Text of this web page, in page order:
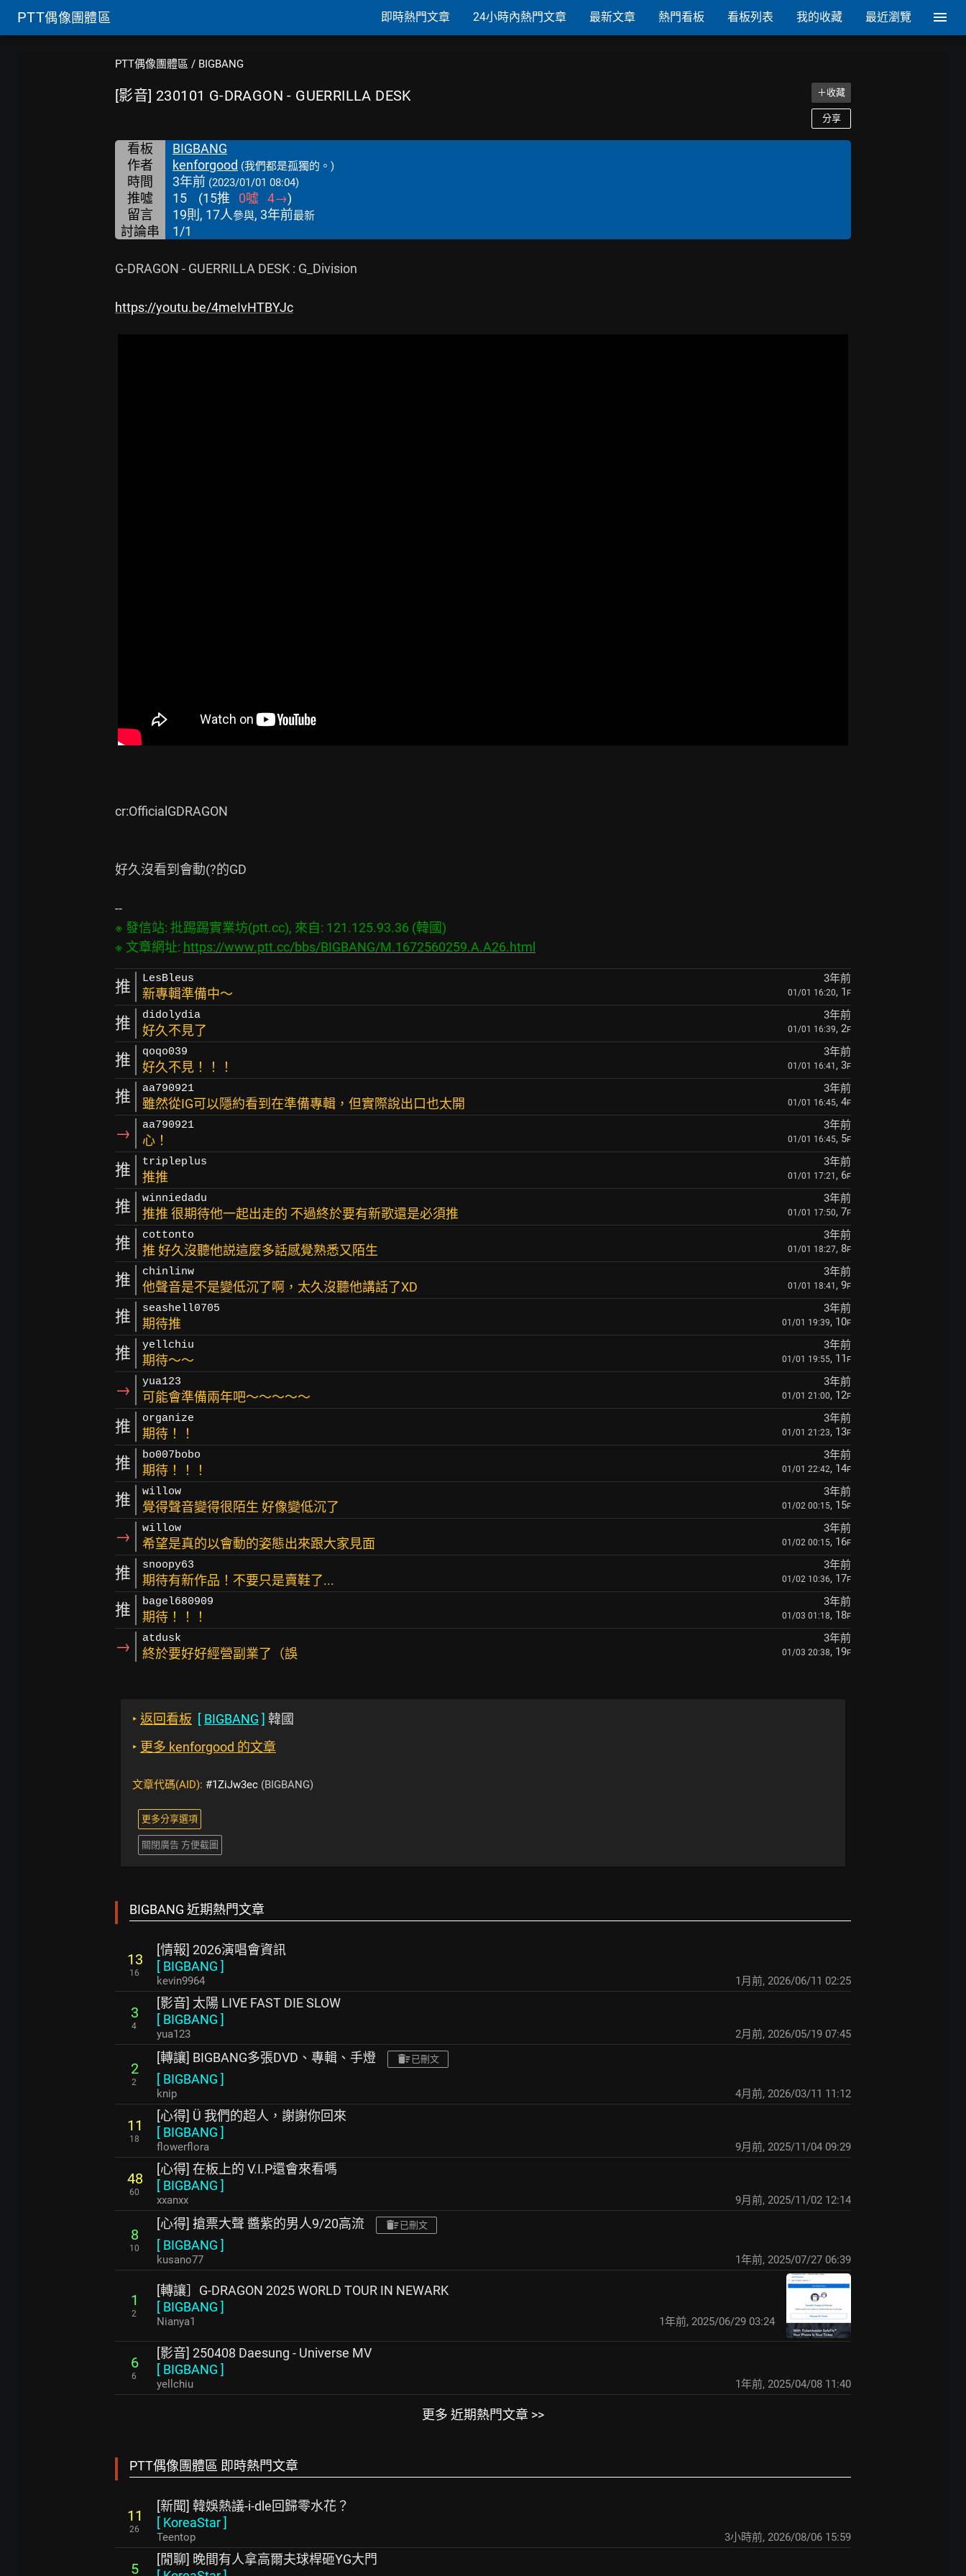
PTT偶像團體區 即時熱門文章 24小時內熱門文章 最新文章 熱門看板 看板列表 我的收藏 最近瀏覽
PTT偶像團體區 / BIGBANG
[影音] 230101 G-DRAGON - GUERRILLA DESK ＋收藏
分享
看板
BIGBANG
作者
kenforgood (我們都是孤獨的。)
時間 3年前 (2023/01/01 08:04)
推噓 15 (15推 0噓 4→)
留言
19則, 17人參與, 3年前最新
討論串 1/1
G-DRAGON - GUERRILLA DESK : G_Division
https://youtu.be/4meIvHTBYJc
cr:OfficialGDRAGON
好久沒看到會動(?的GD
※ 發信站: 批踢踢實業坊(ptt.cc), 來自: 121.125.93.36 (韓國)
※ 文章網址: https://www.ptt.cc/bbs/BIGBANG/M.1672560259.A.A26.html
推 LesBleus 3年前
新專輯準備中～ 01/01 16:20, 1 F
推 didolydia 3年前
好久不見了 01/01 16:39, 2F
推 qoqo039 3年前
好久不見！！！ 01/01 16:41 , 3F
推 aa790921 3年前
雖然從IG可以隱約看到在準備專輯，但實際說出口也太開 01/01 16:45, 4F
→ aa790921 3年前
心！ 01/01 16:45, 5F
推 tripleplus 3年前
推推 01/01 17:21 , 6F
推 winniedadu 3年前
推推 很期待他一起出走的 不過終於要有新歌還是必須推 01/01 17:50, 7F
推 cottonto 3年前
推 好久沒聽他説這麼多話感覺熟悉又陌生 01/01 18:27, 8F
推 chinlinw 3年前
他聲音是不是變低沉了啊，太久沒聽他講話了XD 01/01 18:41 , 9F
推 seashell0705 3年前
期待推 01/01 19:39, 10F
推 yellchiu 3年前
期待～～ 01/01 19:55, 11 F
→ yua123 3年前
可能會準備兩年吧～～～～～ 01/01 21:00, 12F
推 organize 3年前
期待！！ 01/01 21:23, 13F
推 bo007bobo 3年前
期待！！！ 01/01 22:42, 14F
推 willow 3年前
覺得聲音變得很陌生 好像變低沉了 01/02 00:15, 15F
→ willow 3年前
希望是真的以會動的姿態出來跟大家見面 01/02 00:15, 16F
推 snoopy63 3年前
期待有新作品！不要只是賣鞋了... 01/02 10:36, 17F
推 bagel680909 3年前
期待！！！ 01/03 01:18, 18F
→ atdusk 3年前
終於要好好經營副業了（誤 01/03 20:38, 19F
‣ 返回看板 [ BIGBANG ] 韓國
‣ 更多 kenforgood 的文章
文章代碼(AID): #1ZiJw3ec (BIGBANG)
更多分享選項
關閉廣告 方便截圖
BIGBANG 近期熱門文章
13
16
[情報] 2026演唱會資訊
[ BIGBANG ]
kevin9964 1月前, 2026/06/11 02:25
3
4
[影音] 太陽 LIVE FAST DIE SLOW
[ BIGBANG ]
yua123 2月前, 2026/05/19 07:45
2
2
[轉讓] BIGBANG多張DVD、專輯、手燈 已刪文
[ BIGBANG ]
knip 4月前, 2026/03/11 11:12
11
18
[心得] Ü 我們的超人，謝謝你回來
[ BIGBANG ]
flowerflora 9月前, 2025/11/04 09:29
48
60
[心得] 在板上的 V.I.P還會來看嗎
[ BIGBANG ]
xxanxx 9月前, 2025/11/02 12:14
8
10
[心得] 搶票大聲 醬紫的男人9/20高流 已刪文
[ BIGBANG ]
kusano77 1年前, 2025/07/27 06:39
1
2
[轉讓］G-DRAGON 2025 WORLD TOUR IN NEWARK
[ BIGBANG ]
Nianya1 1年前, 2025/06/29 03:24
6
6
[影音] 250408 Daesung - Universe MV
[ BIGBANG ]
yellchiu 1年前, 2025/04/08 11:40
更多 近期熱門文章 >>
PTT偶像團體區 即時熱門文章
11
26
[新聞] 韓娛熱議-i-dle回歸零水花？
[ KoreaStar]
Teentop 3小時前, 2026/08/06 15:59
5
[閒聊] 晚間有人拿高爾夫球桿砸YG大門